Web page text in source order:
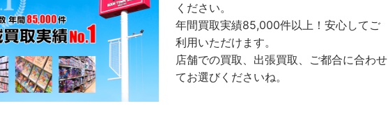
ください。
年間買取実績85,000件以上！安心してご
利用いただけます。
店舗での買取、出張買取、ご都合に合わせ
てお選びくださいね。